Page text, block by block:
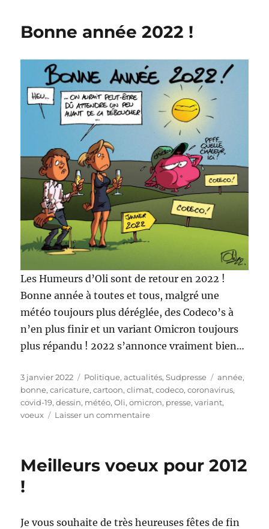
!
Bonne année 2022 !
Les Humeurs d’Oli sont de retour en 2022 !
Bonne année à toutes et tous, malgré une
météo toujours plus déréglée, des Codeco’s à
n’en plus finir et un variant Omicron toujours
plus répandu ! 2022 s’annonce vraiment bien…
Publié
le
3 janvier 2022 Catégories
Politique, actualités,Sudpresse Étiquettes
année,
bonne,caricature,cartoon,climat,codeco,coronavirus,
covid-19,dessin, météo,Oli,omicron, presse,variant,
voeux
Laisser un commentairesur
!
Meilleurs voeux pour 2012
!
Je vous souhaite de très heureuses fêtes de fin